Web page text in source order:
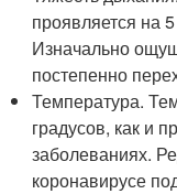
проявляется на
Изначально
постепенно
Температура.
градусов, как и
заболеваниях.
коронавирусе